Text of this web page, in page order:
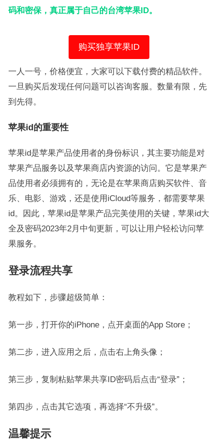
码和密保，真正属于自己的台湾苹果ID。
购买独享苹果ID
一人一号，价格便宜，大家可以下载付费的精品软件。
一旦购买后发现任何问题可以咨询客服。数量有限，先
到先得。
苹果id的重要性
苹果id是苹果产品使用者的身份标识，其主要功能是对
苹果产品服务以及苹果商店内资源的访问。它是苹果产
品使用者必须拥有的，无论是在苹果商店购买软件、音
乐、电影、游戏，还是使用iCloud等服务，都需要苹果
id。因此，苹果id是苹果产品完美使用的关键，苹果id大
全及密码2023年2月中旬更新，可以让用户轻松访问苹
果服务。
登录流程共享
教程如下，步骤超级简单：
第一步，打开你的iPhone，点开桌面的App Store；
第二步，进入应用之后，点击右上角头像；
第三步，复制粘贴苹果共享ID密码后点击“登录”；
第四步，点击其它选项，再选择“不升级”。
温馨提示